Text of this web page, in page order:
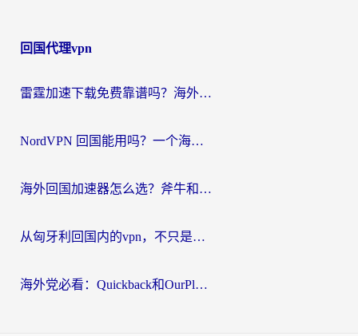
回国代理vpn
雷霆加速下载免费靠谱吗？海外党选回国加速器的避坑指南（附热门工具对比）
NordVPN 回国能用吗？一个海外用户必须面对的真实困境
海外回国加速器怎么选？斧牛和海龟哪个好？一篇帮你避开坑的实用指南
从匈牙利回国内的vpn，不只是为了刷剧那么简单
海外党必看：Quickback和OurPlay好用吗？3分钟选对回国加速器，无缝刷剧玩游戏